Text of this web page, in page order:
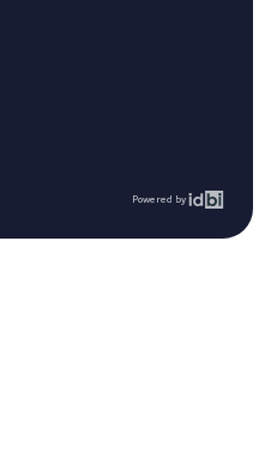
Powered by